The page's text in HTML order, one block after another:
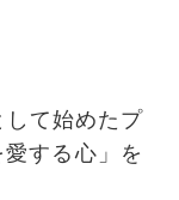
して始めたプ
する心」を